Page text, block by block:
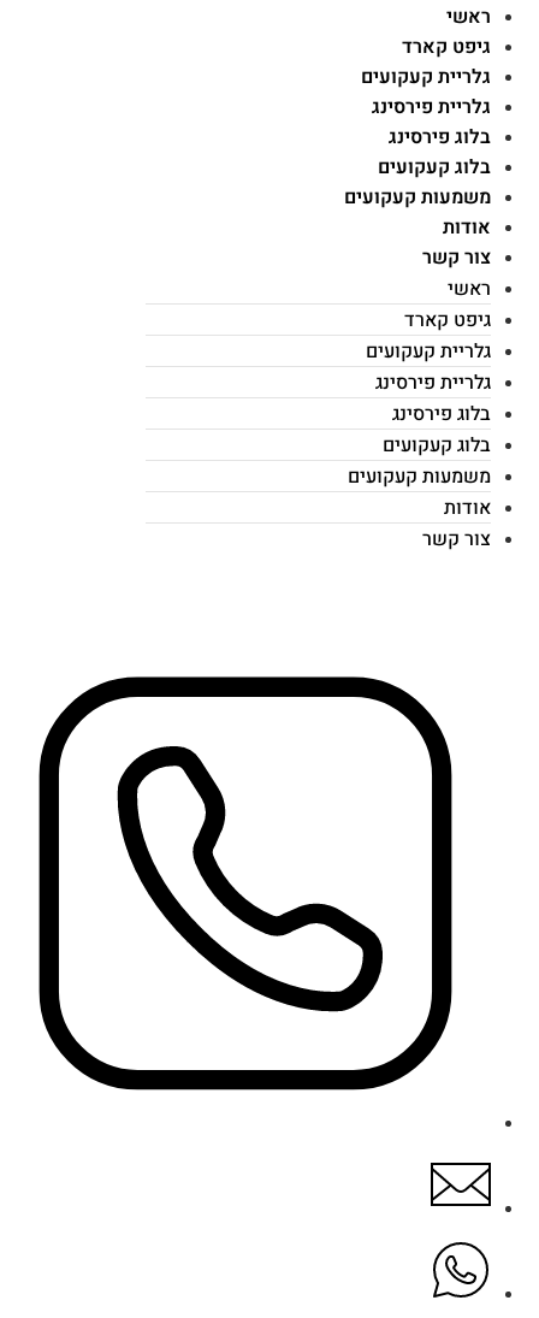
ראשי
גיפט קארד
גלריית קעקועים
גלריית פירסינג
בלוג פירסינג
בלוג קעקועים
משמעות קעקועים
אודות
צור קשר
ראשי
גיפט קארד
גלריית קעקועים
גלריית פירסינג
בלוג פירסינג
בלוג קעקועים
משמעות קעקועים
אודות
צור קשר